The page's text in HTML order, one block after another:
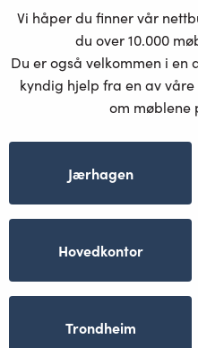
Vi håper du finner vår
du over 10.000
Du er også velkommen i en
kyndig hjelp fra en av
om møblene
Jærhagen
Hovedkontor
Trondheim